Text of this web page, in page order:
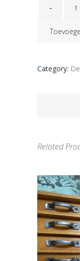
Category:
Related